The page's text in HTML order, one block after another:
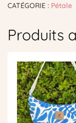
CATÉGORIE : Pétale
Produits